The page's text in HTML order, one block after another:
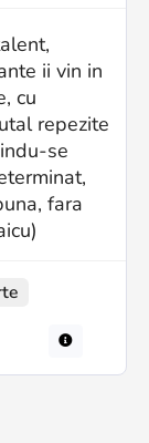
ii vin in
cu
repezite
se
fara